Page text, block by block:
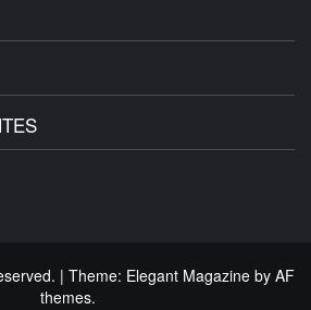
| Theme: Elegant Magazineby AF
themes.